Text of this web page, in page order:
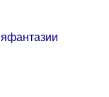
фантазии